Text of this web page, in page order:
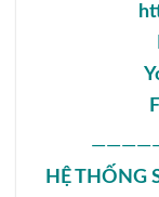
HỆ THỐNG